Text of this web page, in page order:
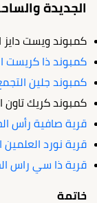
الجديدة
كمبوند ويست دايز
كمبوند ذا كريست
كمبوند جلين
كمبوند كريك تاون
قرية صافية رأس
قرية نورد العلمين
قرية ذا سي راس
خاتمة